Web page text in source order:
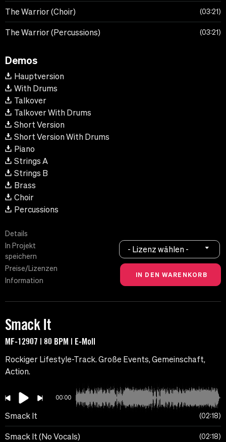
The Warrior (Choir) 03:21
The Warrior (Percussions) 03:21
Demos
Hauptversion
With Drums
Talkover
Talkover With Drums
Short Version
Short Version With Drums
Piano
Strings A
Strings B
Brass
Choir
Percussions
Details
In Projekt
speichern
Preise/Lizenzen
Information
- Lizenz wählen -
Smack It
MF-12907 | 80 BPM | E-Moll
Rockiger Lifestyle-Track. Große Events, Gemeinschaft,
Action.
00:00
Smack It 02:18
Smack It (No Vocals) 02:18